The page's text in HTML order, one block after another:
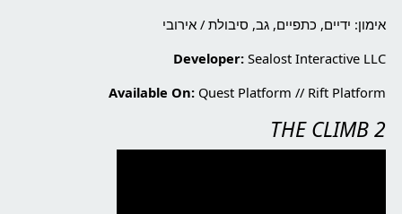
אימון: ידיים, כתפיים, גב, סיבולת / אירובי
Developer: Sealost Interactive LLC
Available On: Quest Platform // Rift Platform
THE CLIMB 2